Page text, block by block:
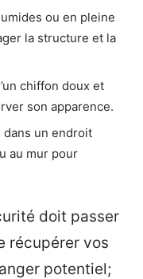
ou en pleine
la structure et la
chiffon doux et
son apparence.
un endroit
au mur pour
doit passer
récupérer vos
potentiel;